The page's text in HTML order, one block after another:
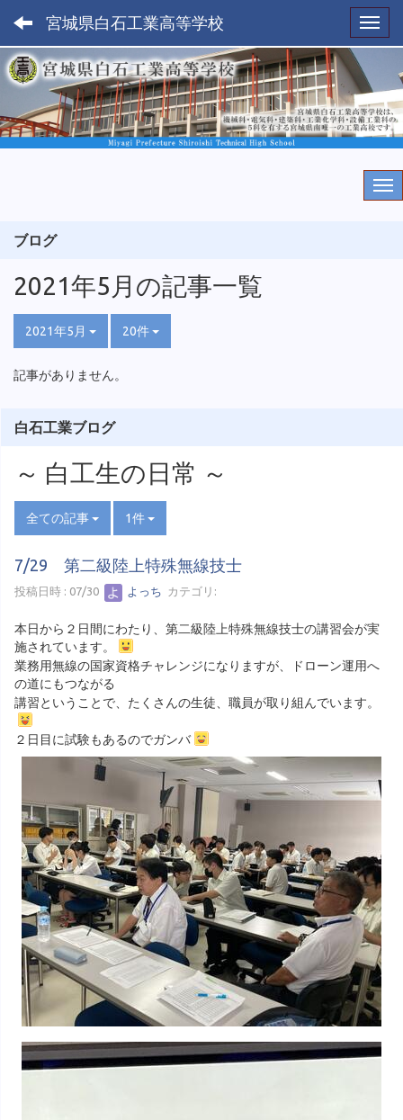
宮城県白石工業高等学校
ブログ
2021年5月の記事一覧
2021年5月 20件
記事がありません。
白石工業ブログ
～ 白工生の日常 ～
全ての記事 1件
7/29 第二級陸上特殊無線技士
投稿日時 : 07/30 よっち カテゴリ:
本日から２日間にわたり、第二級陸上特殊無線技士の講習会が実
施されています。
業務用無線の国家資格チャレンジになりますが、ドローン運用へ
の道にもつながる
講習ということで、たくさんの生徒、職員が取り組んでいます。
２日目に試験もあるのでガンバ